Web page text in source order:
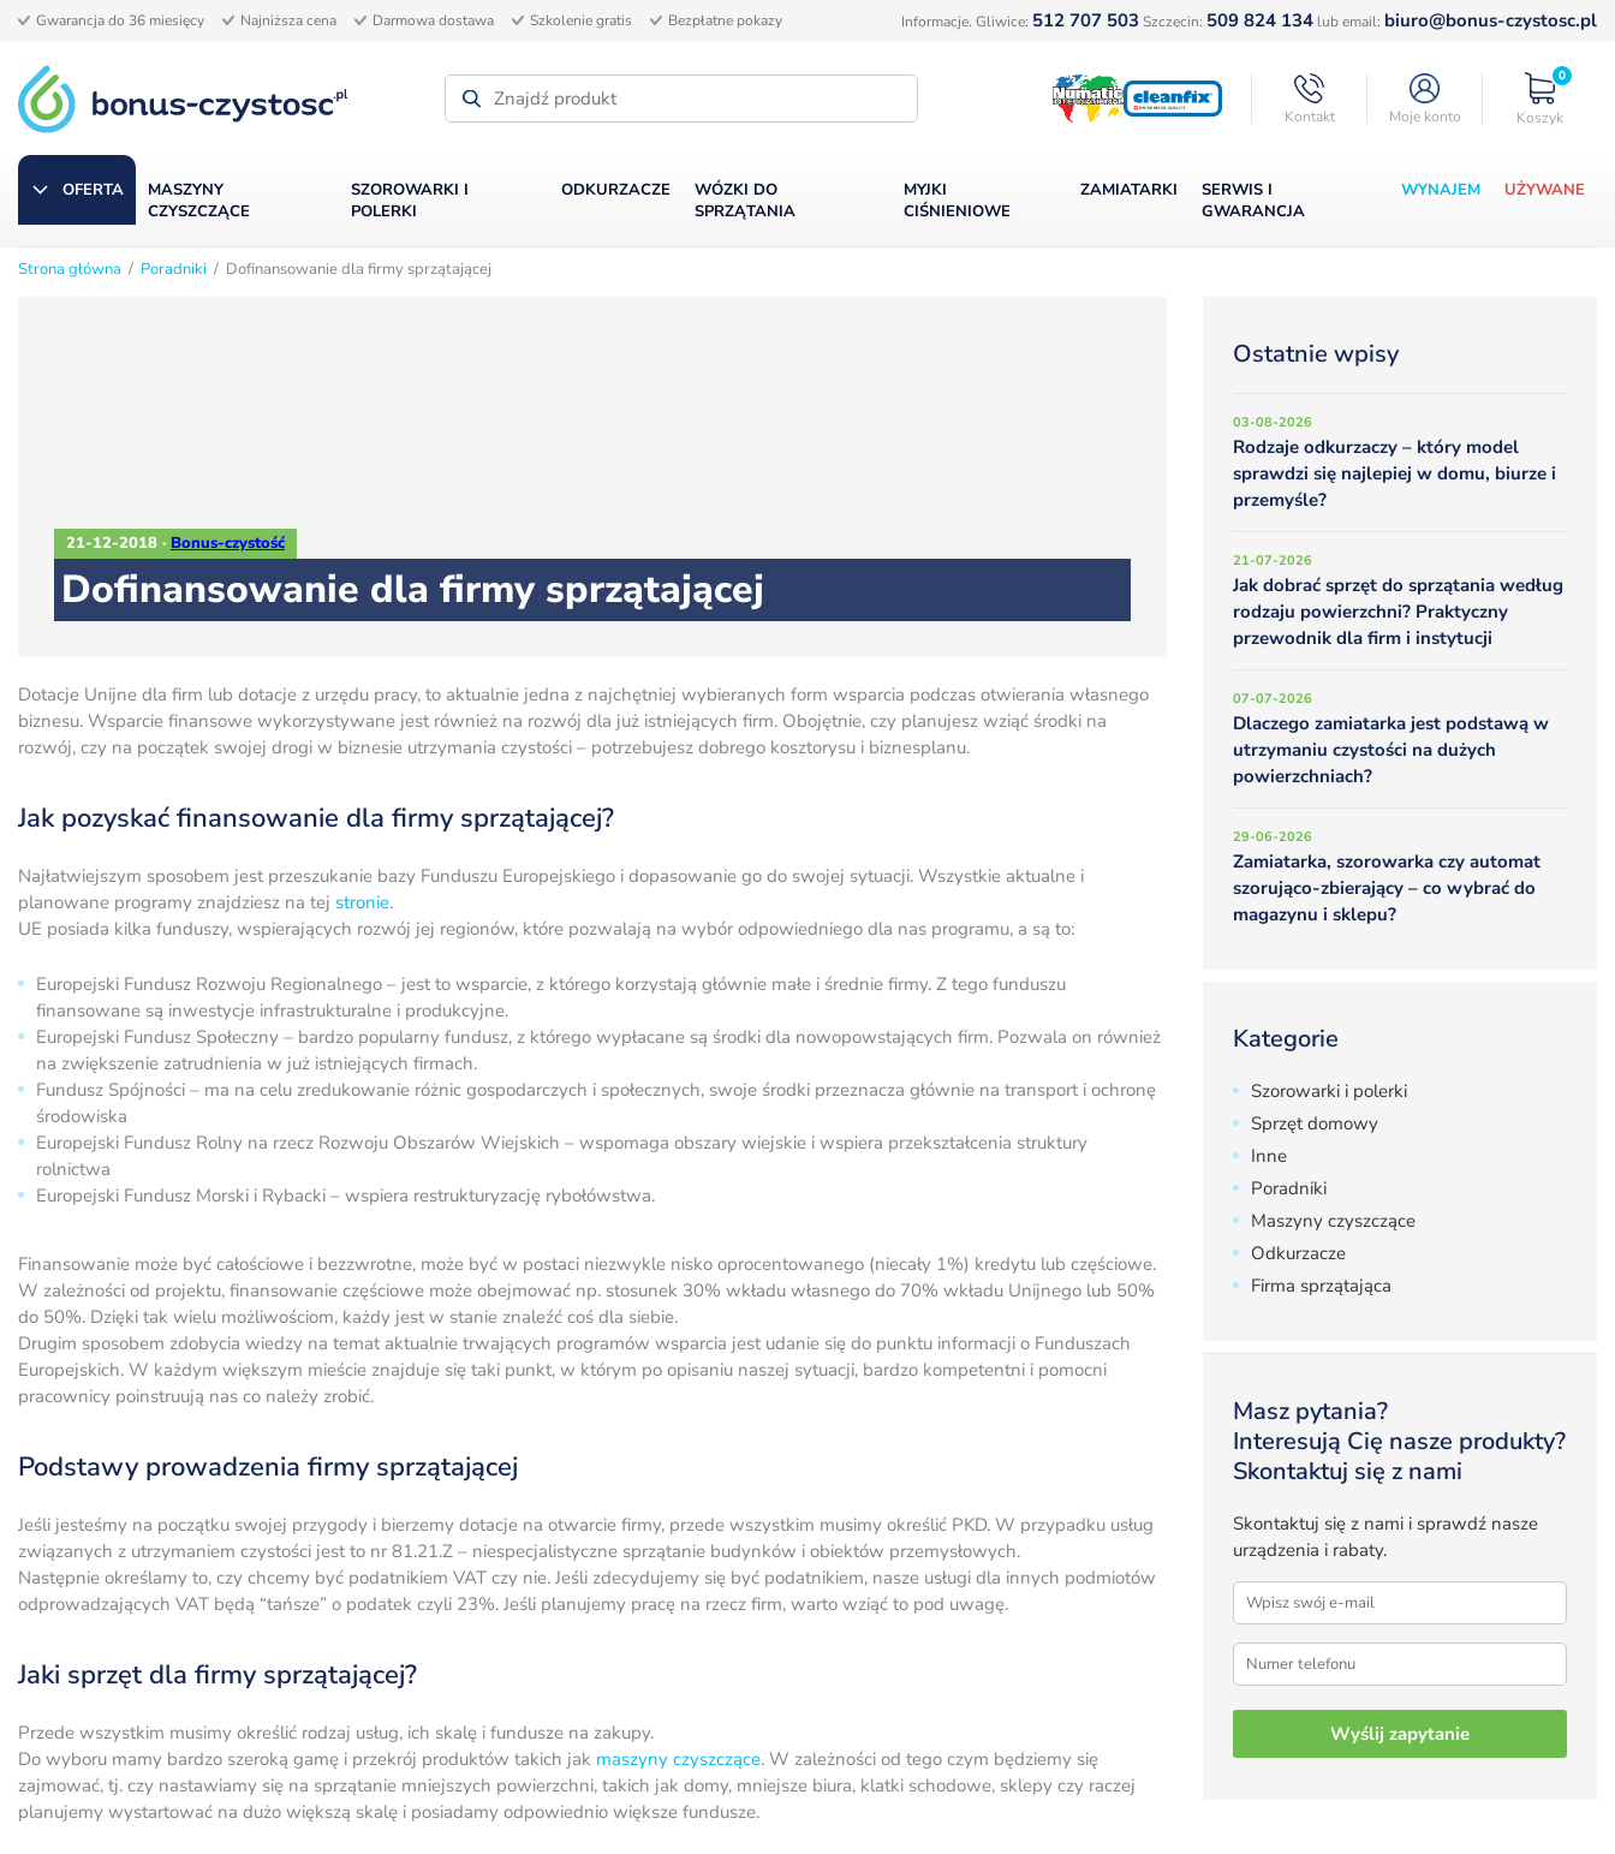
Gwarancja do 36 miesięcy Najniższa cena Darmowa dostawa Szkolenie gratis Bezpłatne pokazy Informacje. Gliwice: 512 707 503 Szczecin: 509 824 134 lub email: biuro@bonus-czystosc.pl
Kontakt Moje konto Koszyk
0
OFERTA
MASZYNY
CZYSZCZĄCE
SZOROWARKI I
POLERKI
ODKURZACZE
WÓZKI DO
SPRZĄTANIA
MYJKI
CIŚNIENIOWE
ZAMIATARKI
SERWIS I
GWARANCJA
WYNAJEM UŻYWANE
Strona główna / Poradniki / Dofinansowanie dla firmy sprzątającej
21-12-2018 · Bonus-czystość
Dofinansowanie dla firmy sprzątającej
Dotacje Unijne dla firm lub dotacje z urzędu pracy, to aktualnie jedna z najchętniej wybieranych form wsparcia podczas otwierania własnego
biznesu. Wsparcie finansowe wykorzystywane jest również na rozwój dla już istniejących firm. Obojętnie, czy planujesz wziąć środki na
rozwój, czy na początek swojej drogi w biznesie utrzymania czystości – potrzebujesz dobrego kosztorysu i biznesplanu.
Jak pozyskać finansowanie dla firmy sprzątającej?
Najłatwiejszym sposobem jest przeszukanie bazy Funduszu Europejskiego i dopasowanie go do swojej sytuacji. Wszystkie aktualne i
planowane programy znajdziesz na tej stronie.
UE posiada kilka funduszy, wspierających rozwój jej regionów, które pozwalają na wybór odpowiedniego dla nas programu, a są to:
Europejski Fundusz Rozwoju Regionalnego – jest to wsparcie, z którego korzystają głównie małe i średnie firmy. Z tego funduszu
finansowane są inwestycje infrastrukturalne i produkcyjne.
Europejski Fundusz Społeczny – bardzo popularny fundusz, z którego wypłacane są środki dla nowopowstających firm. Pozwala on również
na zwiększenie zatrudnienia w już istniejących firmach.
Fundusz Spójności – ma na celu zredukowanie różnic gospodarczych i społecznych, swoje środki przeznacza głównie na transport i ochronę
środowiska
Europejski Fundusz Rolny na rzecz Rozwoju Obszarów Wiejskich – wspomaga obszary wiejskie i wspiera przekształcenia struktury
rolnictwa
Europejski Fundusz Morski i Rybacki – wspiera restrukturyzację rybołówstwa.
Finansowanie może być całościowe i bezzwrotne, może być w postaci niezwykle nisko oprocentowanego (niecały 1%) kredytu lub częściowe.
W zależności od projektu, finansowanie częściowe może obejmować np. stosunek 30% wkładu własnego do 70% wkładu Unijnego lub 50%
do 50%. Dzięki tak wielu możliwościom, każdy jest w stanie znaleźć coś dla siebie.
Drugim sposobem zdobycia wiedzy na temat aktualnie trwających programów wsparcia jest udanie się do punktu informacji o Funduszach
Europejskich. W każdym większym mieście znajduje się taki punkt, w którym po opisaniu naszej sytuacji, bardzo kompetentni i pomocni
pracownicy poinstruują nas co należy zrobić.
Podstawy prowadzenia firmy sprzątającej
Jeśli jesteśmy na początku swojej przygody i bierzemy dotacje na otwarcie firmy, przede wszystkim musimy określić PKD. W przypadku usług
związanych z utrzymaniem czystości jest to nr 81.21.Z – niespecjalistyczne sprzątanie budynków i obiektów przemysłowych.
Następnie określamy to, czy chcemy być podatnikiem VAT czy nie. Jeśli zdecydujemy się być podatnikiem, nasze usługi dla innych podmiotów
odprowadzających VAT będą “tańsze” o podatek czyli 23%. Jeśli planujemy pracę na rzecz firm, warto wziąć to pod uwagę.
Jaki sprzęt dla firmy sprzątającej?
Przede wszystkim musimy określić rodzaj usług, ich skalę i fundusze na zakupy.
Do wyboru mamy bardzo szeroką gamę i przekrój produktów takich jak maszyny czyszczące. W zależności od tego czym będziemy się
zajmować, tj. czy nastawiamy się na sprzątanie mniejszych powierzchni, takich jak domy, mniejsze biura, klatki schodowe, sklepy czy raczej
planujemy wystartować na dużo większą skalę i posiadamy odpowiednio większe fundusze.
Ostatnie wpisy
Rodzaje odkurzaczy – który model
sprawdzi się najlepiej w domu, biurze i
przemyśle?
03-08-2026
Jak dobrać sprzęt do sprzątania według
rodzaju powierzchni? Praktyczny
przewodnik dla firm i instytucji
21-07-2026
Dlaczego zamiatarka jest podstawą w
utrzymaniu czystości na dużych
powierzchniach?
07-07-2026
Zamiatarka, szorowarka czy automat
szorująco-zbierający – co wybrać do
magazynu i sklepu?
29-06-2026
Kategorie
Szorowarki i polerki
Sprzęt domowy
Inne
Poradniki
Maszyny czyszczące
Odkurzacze
Firma sprzątająca
Masz pytania?
Interesują Cię nasze produkty?
Skontaktuj się z nami
Skontaktuj się z nami i sprawdź nasze
urządzenia i rabaty.
Email*
Telefon*